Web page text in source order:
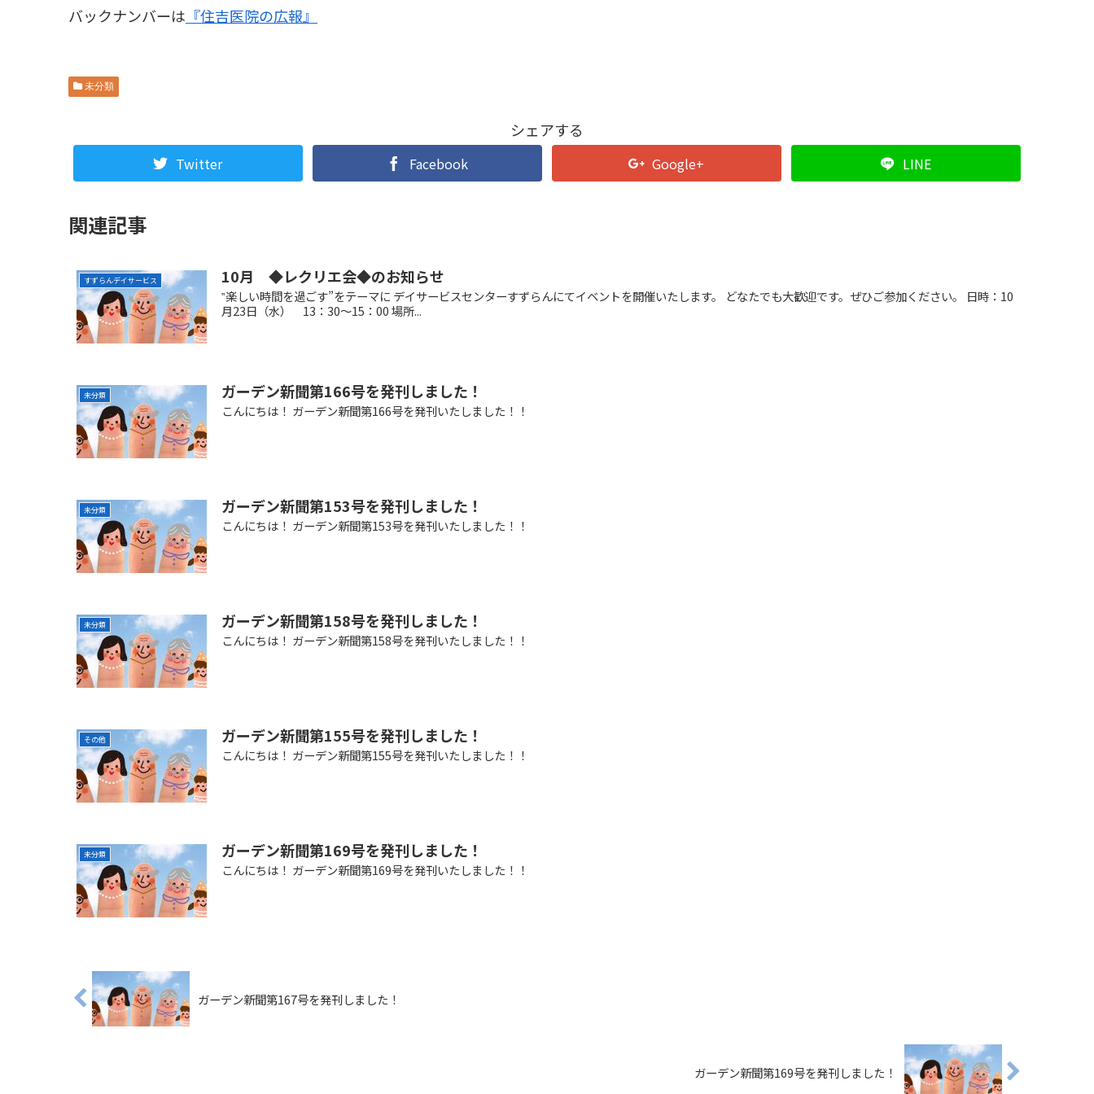
バックナンバーは 『住吉医院の広報』
未分類
シェアする
Twitter Facebook Google+ LINE
関連記事
すずらんデイサービス 10月 ◆レクリエ会◆のお知らせ
‟楽しい時間を過ごす”をテーマに デイサービスセンターすずらんにてイベントを開催いたします。 どなたでも大歓迎です。ぜひご参加ください。 日時：10
月23日（水） 13：30～15：00 場所...
未分類 ガーデン新聞第166号を発刊しました！
こんにちは！ ガーデン新聞第166号を発刊いたしました！！
未分類 ガーデン新聞第153号を発刊しました！
こんにちは！ ガーデン新聞第153号を発刊いたしました！！
未分類 ガーデン新聞第158号を発刊しました！
こんにちは！ ガーデン新聞第158号を発刊いたしました！！
その他 ガーデン新聞第155号を発刊しました！
こんにちは！ ガーデン新聞第155号を発刊いたしました！！
未分類 ガーデン新聞第169号を発刊しました！
こんにちは！ ガーデン新聞第169号を発刊いたしました！！
ガーデン新聞第167号を発刊しました！
ガーデン新聞第169号を発刊しました！